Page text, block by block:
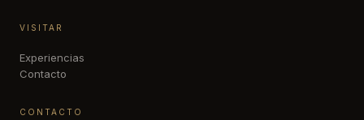
VISITAR
Experiencias
Contacto
CONTACTO